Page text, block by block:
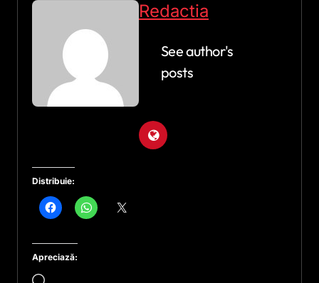
Redactia
See author's
posts
Distribuie:
Apreciază: